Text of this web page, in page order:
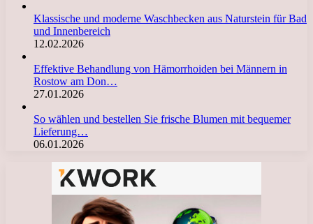
Klassische und moderne Waschbecken aus Naturstein für Bad
und Innenbereich
12.02.2026
Effektive Behandlung von Hämorrhoiden bei Männern in
Rostow am Don…
27.01.2026
So wählen und bestellen Sie frische Blumen mit bequemer
Lieferung…
06.01.2026